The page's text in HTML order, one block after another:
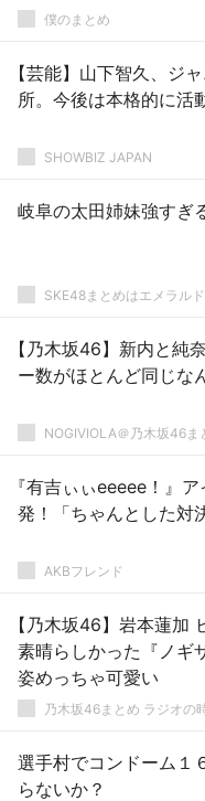
僕のまとめ
【芸能】山下智久、ジ
所。今後は本格的に活
SHOWBIZ JAPAN
岐阜の太田姉妹強すぎ
SKE48まとめはエメラルド
【乃木坂46】新内と純
ー数がほとんど同じな
NOGIVIOLA＠乃木坂46ま
『有吉ぃぃeeeee！』
発！「ちゃんとした対
AKBフレンド
【乃木坂46】岩本蓮加
素晴らしかった『ノギ
姿めっちゃ可愛い
乃木坂46まとめ ラジオの
選手村でコンドーム１
らないか？